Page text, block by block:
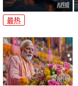
最热